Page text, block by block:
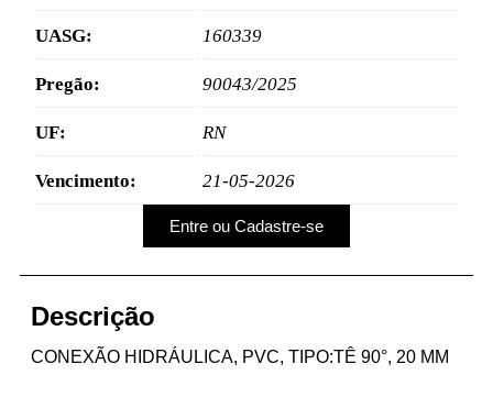
UASG: 160339
Pregão: 90043/2025
UF: RN
Vencimento: 21-05-2026
Entre ou Cadastre-se
Descrição
CONEXÃO HIDRÁULICA, PVC, TIPO:TÊ 90°, 20 MM